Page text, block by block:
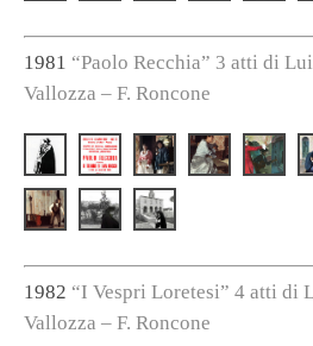
1981 “Paolo Recchia” 3 atti di
Vallozza – F. Roncone
1982 “I Vespri Loretesi” 4 atti di
Vallozza – F. Roncone